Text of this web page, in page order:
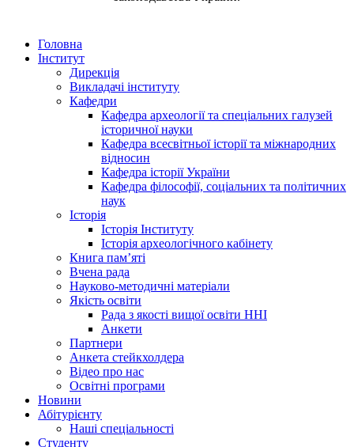
Головна
Інститут
Дирекція
Викладачі інституту
Кафедри
Кафедра археології та спеціальних галузей
історичної науки
Кафедра всесвітньої історії та міжнародних
відносин
Кафедра історії України
Кафедра філософії, соціальних та політичних
наук
Історія
Історія Інституту
Історія археологічного кабінету
Книга памʼяті
Вчена рада
Науково-методичні матеріали
Якість освіти
Рада з якості вищої освіти ННІ
Анкети
Партнери
Анкета стейкхолдера
Відео про нас
Освітні програми
Hовини
Абітурієнту
Наші спеціальності
Студенту